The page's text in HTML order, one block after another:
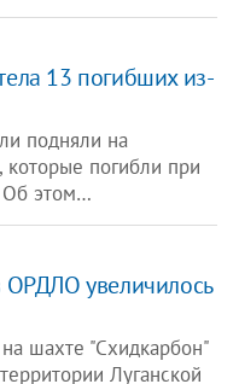
13 погибших из-
подняли на
которые погибли при
Об этом…
увеличилось
шахте "Схидкарбон"
Луганской